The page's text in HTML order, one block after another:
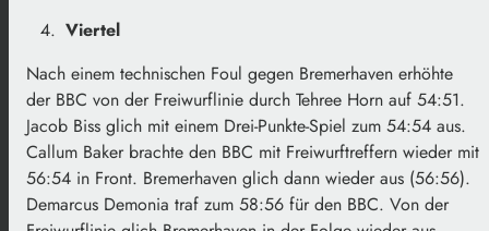
Viertel
Nach einem technischen Foul gegen Bremerhaven erhöhte
der BBC von der Freiwurflinie durch Tehree Horn auf 54:51.
Jacob Biss glich mit einem Drei-Punkte-Spiel zum 54:54 aus.
Callum Baker brachte den BBC mit Freiwurftreffern wieder mit
56:54 in Front. Bremerhaven glich dann wieder aus (56:56).
Demarcus Demonia traf zum 58:56 für den BBC. Von der